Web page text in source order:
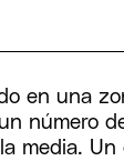
en una
número
media. Un